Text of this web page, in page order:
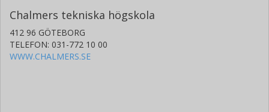
Chalmers tekniska högskola
412 96 GÖTEBORG
TELEFON: 031-772 10 00
WWW.CHALMERS.SE